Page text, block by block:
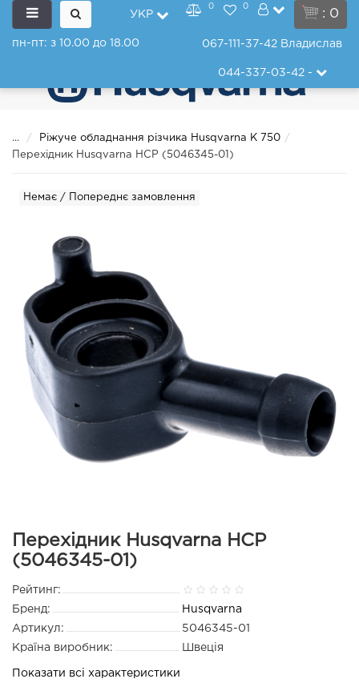
: 0
УКР
0 0
пн-пт: з 10.00 до 18.00 067-111-37-42 Владислав
044-337-03-42-
...
Ріжуче обладнання різчика Husqvarna K 750
Перехідник Husqvarna HCP (5046345-01)
Немає / Попереднє замовлення
Перехідник Husqvarna HCP
(5046345-01)
Рейтинг:
Бренд:
Husqvarna
Артикул:
5046345-01
Країна виробник:
Швеція
Показати всі характеристики